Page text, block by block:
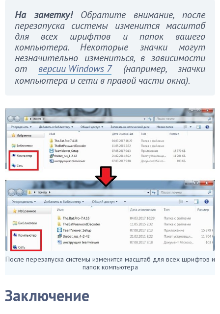
На заметку!Обратите внимание, после
перезапуска системы изменится масштаб
для всех шрифтов и папок вашего
компьютера. Некоторые значки могут
незначительно измениться, в зависимости
от версии Windows 7(например, значки
компьютера и сети в правой части окна).
После перезапуска системы изменится масштаб для всех шрифтов и
папок компьютера
Заключение